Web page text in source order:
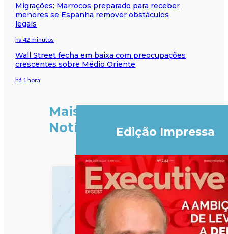
Migrações: Marrocos preparado para receber
menores se Espanha remover obstáculos
legais
há 42 minutos
Wall Street fecha em baixa com preocupações
crescentes sobre Médio Oriente
há 1 hora
Mais
Notícias
Edição Impressa